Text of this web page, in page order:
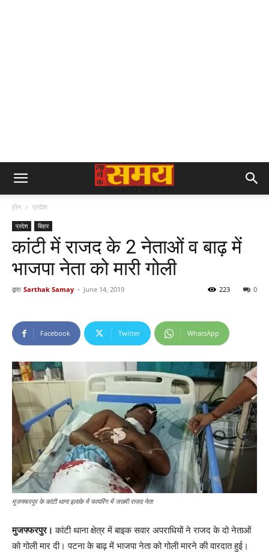
होम प्रदेश
प्रदेश बिहार
कांटी में राजद के 2 नेताओं व बाढ़ में
भाजपा नेता को मारी गोली
द्वारा Sarthak Samay - June 14, 2019 0
223
Facebook Twitter WhatsApp
मुजफ्फरपुर के कांटी थाना इलाके में फायरिंग में जख्मी राजद नेता
मुजफ्फरपुर। कांटी थाना क्षेत्र में बाइक सवार अपराधियों ने राजद के दो नेताओं
को गोली मार दी। पटना के बाढ़ में भाजपा नेता को गोली मारने की वारदात हुई।